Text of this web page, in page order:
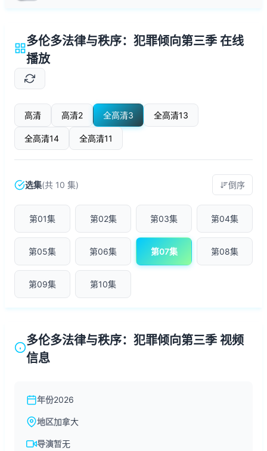
多伦多法律与秩序：犯罪倾向第三季 在线
播放
高清 高清2 全高清3 全高清13
全高清14 全高清11
选集(共 10 集) 倒序
第01集 第02集 第03集 第04集
第05集 第06集 第07集 第08集
第09集 第10集
多伦多法律与秩序：犯罪倾向第三季 视频
信息
年份2026
地区加拿大
导演暂无